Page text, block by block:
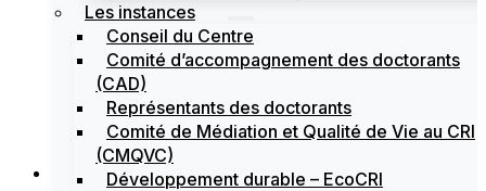
Les instances
Conseil du Centre
Comité d’accompagnement des doctorants
(CAD)
Représentants des doctorants
Comité de Médiation et Qualité de Vie au CRI
(CMQVC)
Développement durable – EcoCRI
Recherche